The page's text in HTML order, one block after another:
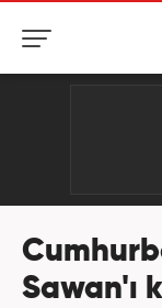
Sawan'ı